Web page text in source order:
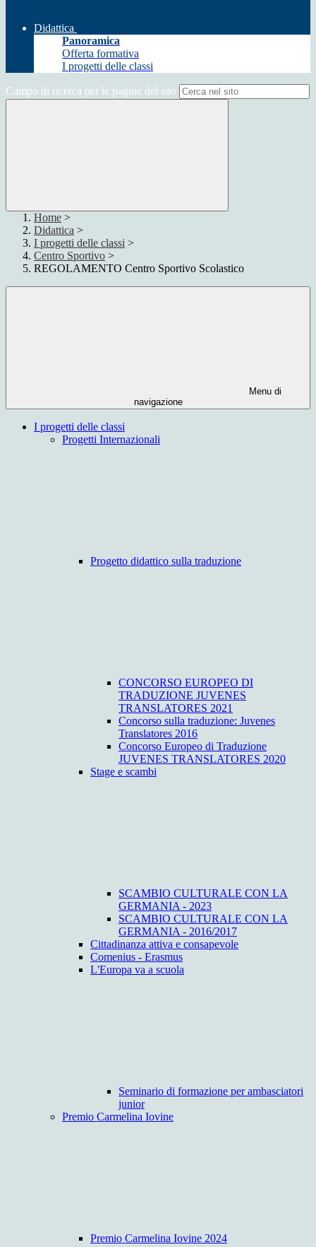
Didattica
Panoramica
Offerta formativa
I progetti delle classi
Campo di ricerca per le pagine del sito
Home >
Didattica >
I progetti delle classi >
Centro Sportivo >
REGOLAMENTO Centro Sportivo Scolastico
Menu di
navigazione
I progetti delle classi
Progetti Internazionali
Progetto didattico sulla traduzione
CONCORSO EUROPEO DI
TRADUZIONE JUVENES
TRANSLATORES 2021
Concorso sulla traduzione: Juvenes
Translatores 2016
Concorso Europeo di Traduzione
JUVENES TRANSLATORES 2020
Stage e scambi
SCAMBIO CULTURALE CON LA
GERMANIA - 2023
SCAMBIO CULTURALE CON LA
GERMANIA - 2016/2017
Cittadinanza attiva e consapevole
Comenius - Erasmus
L'Europa va a scuola
Seminario di formazione per ambasciatori
junior
Premio Carmelina Iovine
Premio Carmelina Iovine 2024